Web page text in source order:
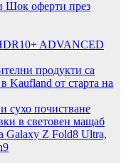
Шок оферти през
ADVANCED
продукти са
Kaufland от старта на
сухо почистване
в световен мащаб
Galaxy Z Fold8 Ultra,